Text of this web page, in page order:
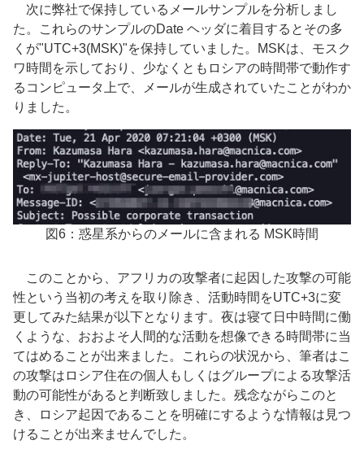
次に弊社で保持しているメールサンプルを分析しまし
た。これらのサンプルのDate ヘッダに着目するとその多
くが"UTC+3(MSK)"を保持していました。MSKは、モスク
ワ時間を示しており、少なくともロシアの時間帯で動作す
るコンピュータ上で、メールが生成されていたことがわか
りました。
図6：惑星系からのメールに含まれる MSK時間
このことから、アフリカの攻撃者に起因した攻撃の可能
性という当初の考えを取り除き、活動時間をUTC+3に変
更してみた結果が以下となります。夜は寝て日中時間に働
くような、おおよそ人間的な活動を想像できる時間帯に当
てはめることが出来ました。
これらの状況から、筆者はこ
の攻撃はロシア住在の個人もしくはグループによる攻撃活
動の可能性があると判断致しました。残念ながらこのと
き、ロシア起因であることを明確にするような情報は見つ
けることが出来ませんでした。